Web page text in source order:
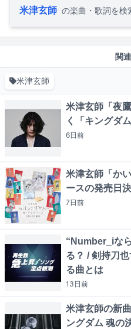
米津玄師 の楽曲・歌詞を検
関
米津玄師
米津玄師「夜
く「キングダ
6日前
米津玄師「か
ースの発売日
7日前
“Number_iな
る？ / 剣持刀
る曲とは
13日前
米津玄師の新
ングダム 魂の